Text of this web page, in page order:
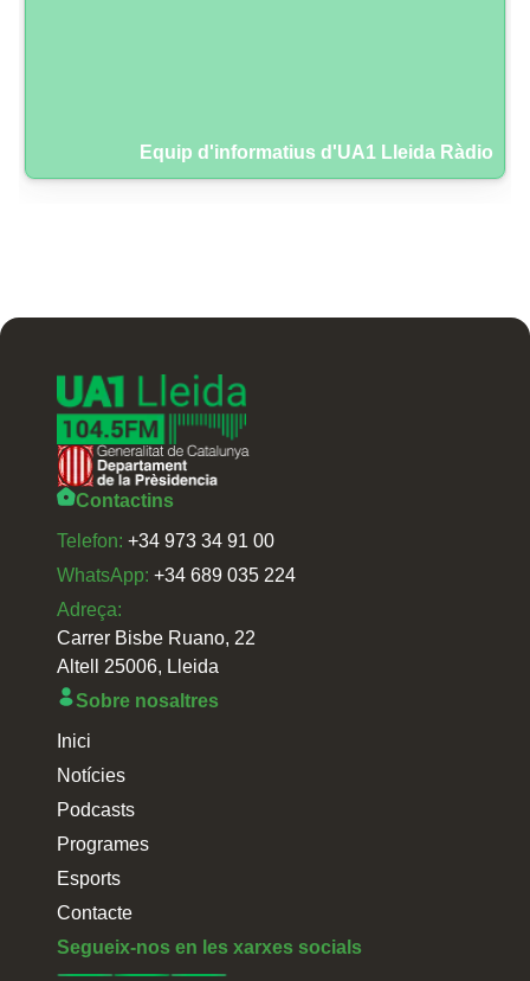
Equip d'informatius d'UA1 Lleida Ràdio
Contactins
Telefon: +34 973 34 91 00
WhatsApp: +34 689 035 224
Adreça:
Carrer Bisbe Ruano, 22
Altell 25006, Lleida
Sobre nosaltres
Inici
Notícies
Podcasts
Programes
Esports
Contacte
Segueix-nos en les xarxes socials